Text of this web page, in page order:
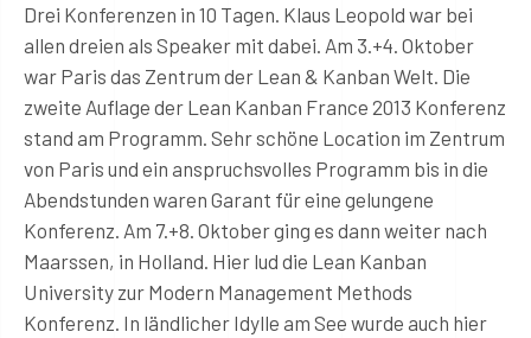
Drei Konferenzen in 10 Tagen. Klaus Leopold war bei
allen dreien als Speaker mit dabei. Am 3.+4. Oktober
war Paris das Zentrum der Lean & Kanban Welt. Die
zweite Auflage der Lean Kanban France 2013 Konferenz
stand am Programm. Sehr schöne Location im Zentrum
von Paris und ein anspruchsvolles Programm bis in die
Abendstunden waren Garant für eine gelungene
Konferenz. Am 7.+8. Oktober ging es dann weiter nach
Maarssen, in Holland. Hier lud die Lean Kanban
University zur Modern Management Methods
Konferenz. In ländlicher Idylle am See wurde auch hier